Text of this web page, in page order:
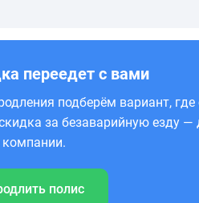
переедет с вами
подберём вариант, где
за безаварийную езду —
полис